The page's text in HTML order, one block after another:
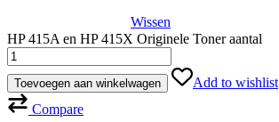
Wissen
HP 415A en HP 415X Originele Toner aantal
Toevoegen aan winkelwagen
Add to wishlist
Compare